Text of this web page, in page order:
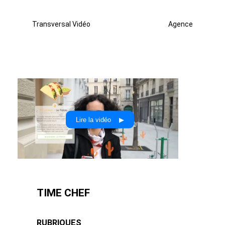
Transversal Vidéo Agence
Lire la vidéo ▶
TIME CHEF
RUBRIQUES